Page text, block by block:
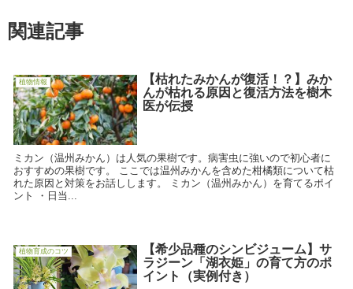
関連記事
植物情報
【枯れたみかんが復活！？】みか
んが枯れる原因と復活方法を樹木
医が伝授
ミカン（温州みかん）は人気の果樹です。病害虫に強いので初心者に
おすすめの果樹です。 ここでは温州みかんを含めた柑橘類について枯
れた原因と対策をお話しします。 ミカン（温州みかん）を育てるポイ
ント ・日当...
植物育成のコツ
【希少品種のシンビジューム】サ
ラジーン「湖衣姫」の育て方のポ
イント（実例付き）